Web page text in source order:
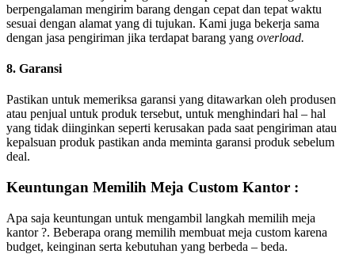
berpengalaman mengirim barang dengan cepat dan tepat waktu
sesuai dengan alamat yang di tujukan. Kami juga bekerja sama
dengan jasa pengiriman jika terdapat barang yang overload.
8. Garansi
Pastikan untuk memeriksa garansi yang ditawarkan oleh produsen
atau penjual untuk produk tersebut, untuk menghindari hal – hal
yang tidak diinginkan seperti kerusakan pada saat pengiriman atau
kepalsuan produk pastikan anda meminta garansi produk sebelum
deal.
Keuntungan Memilih Meja Custom Kantor :
Apa saja keuntungan untuk mengambil langkah memilih meja
kantor ?. Beberapa orang memilih membuat meja custom karena
budget, keinginan serta kebutuhan yang berbeda – beda.